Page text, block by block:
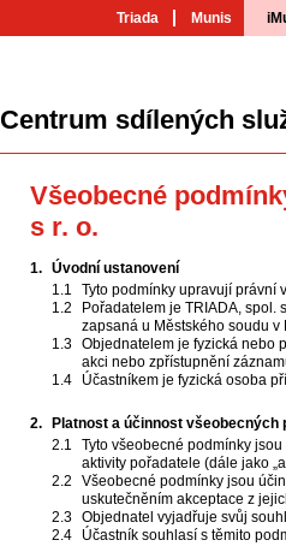
Triada Munis
Centrum sdílených
Všeobecné
s r. o.
Úvodní ustanovení
Tyto podmínky upravují právní
Pořadatelem je TRIADA, spol.
zapsaná u Městského soudu v
Objednatelem je fyzická nebo
akci nebo zpřístupnění
Účastníkem je fyzická osoba
Platnost a účinnost všeobecných
Tyto všeobecné podmínky
aktivity pořadatele (dále jako
Všeobecné podmínky jsou
uskutečněním akceptace z
Objednatel vyjadřuje svůj
Účastník souhlasí s těmito